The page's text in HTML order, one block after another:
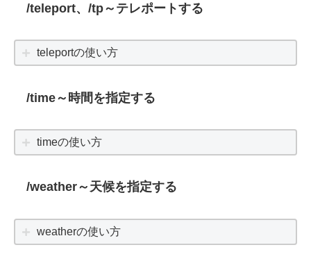
/teleport、/tp～テレポートする
teleportの使い方
/time～時間を指定する
timeの使い方
/weather～天候を指定する
weatherの使い方